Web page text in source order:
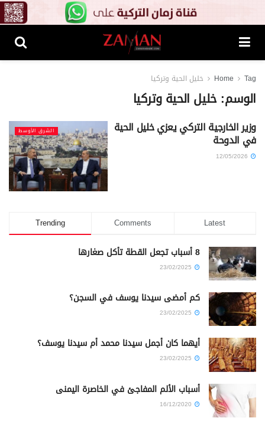
Home Tag خليل الحية وتركيا
الوسم:خليل الحية وتركيا
الشرق الأوسط وزير الخارجية التركي يعزي خليل الحية
في الدوحة
Trending Comments Latest
8 أسباب تجعل القطة تأكل صغارها
كم أمضى سيدنا يوسف في السجن؟
أيهما كان أجمل سيدنا محمد أم سيدنا يوسف؟
أسباب الألم المفاجئ في الخاصرة اليمنى